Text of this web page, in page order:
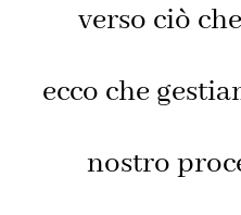
verso ciò
ecco che
nostro